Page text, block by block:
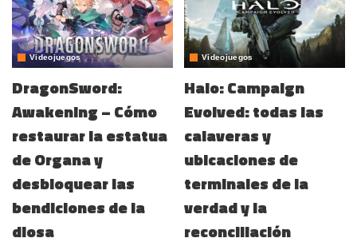
Videojuegos
DragonSword:
Awakening – Cómo
restaurar la estatua
de Organa y
desbloquear las
bendiciones de la
diosa
Videojuegos
Halo: Campaign
Evolved: todas las
calaveras y
ubicaciones de
terminales de la
verdad y la
reconciliación